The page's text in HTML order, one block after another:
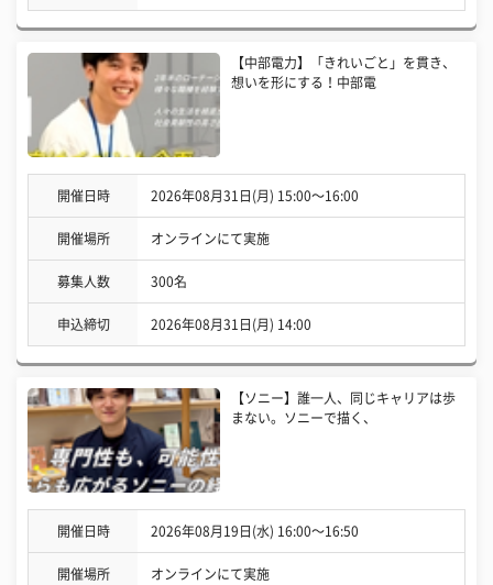
【中部電力】「きれいごと」を貫き、
想いを形にする！中部電
開催日時 2026年08月31日(月) 15:00〜16:00
開催場所 オンラインにて実施
募集人数 300名
申込締切 2026年08月31日(月) 14:00
【ソニー】誰一人、同じキャリアは歩
まない。ソニーで描く、
開催日時 2026年08月19日(水) 16:00〜16:50
開催場所 オンラインにて実施